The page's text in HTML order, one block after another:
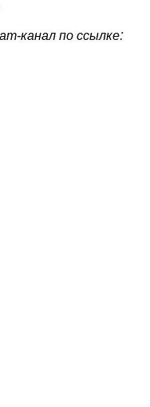
канал по ссылке: